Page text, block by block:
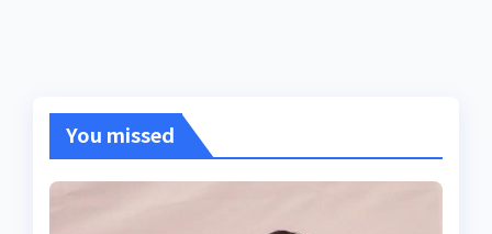
You missed